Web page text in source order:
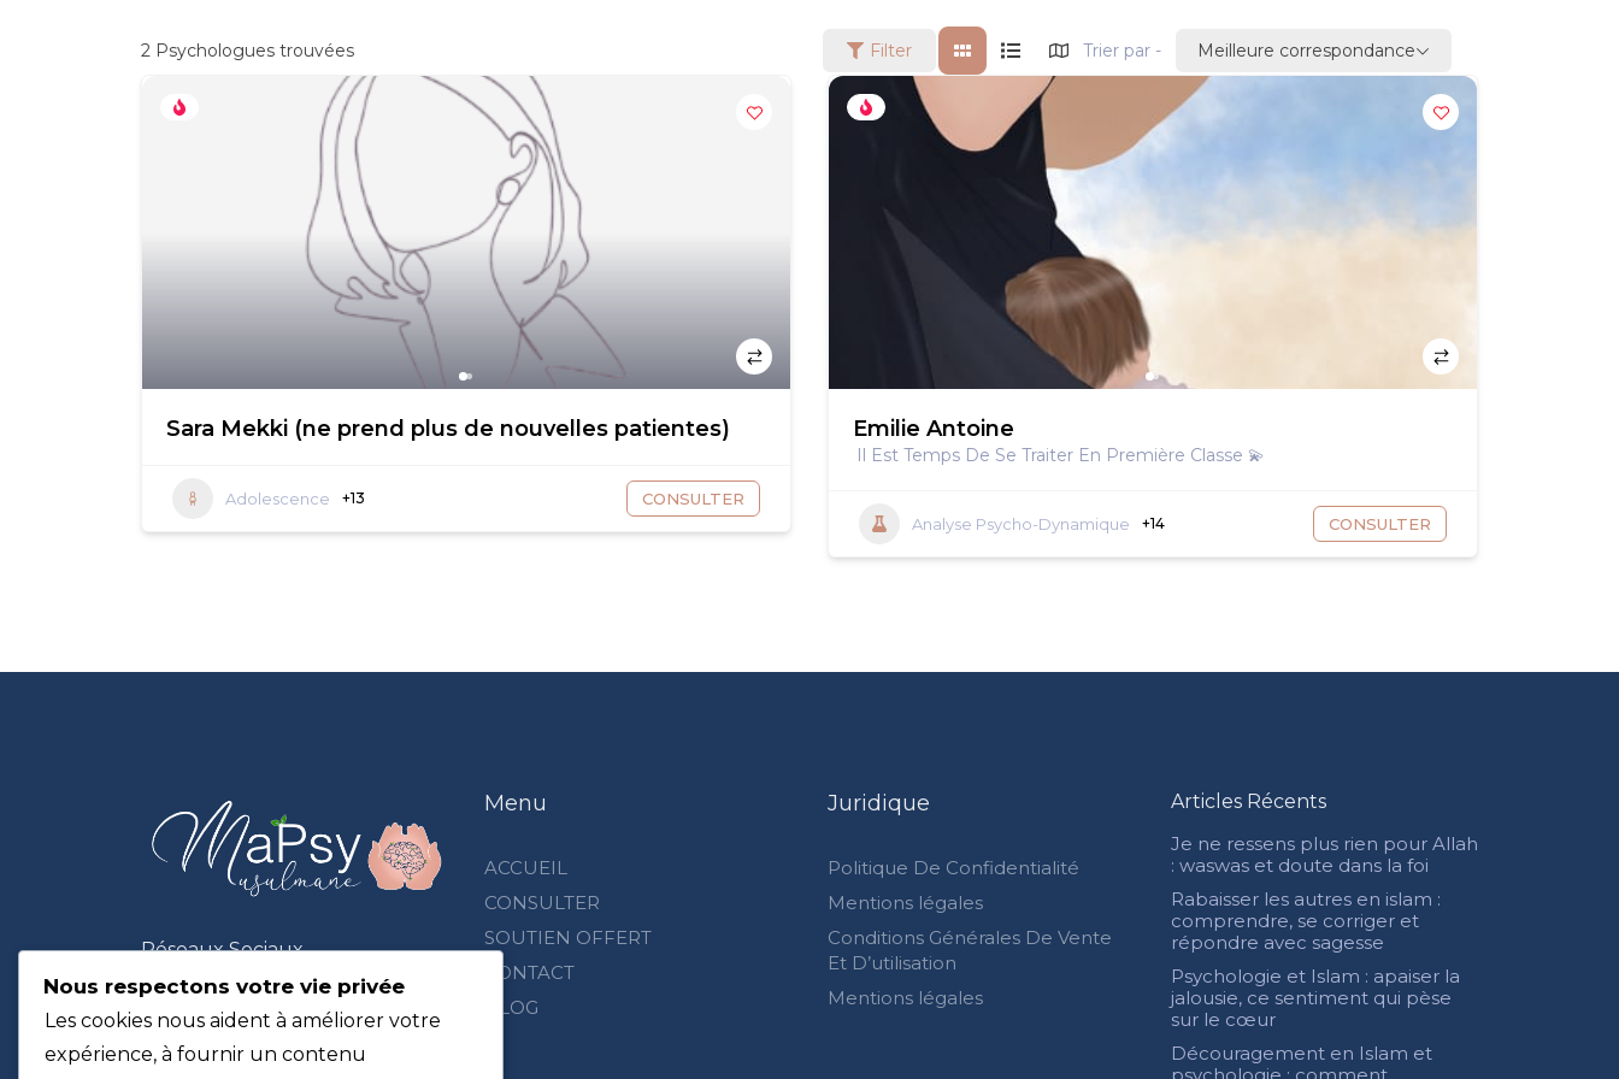
2 Psychologues trouvées Filter Trier par - Meilleure correspondance
Sara Mekki (ne prend plus de nouvelles patientes)
Adolescence +13 CONSULTER
Emilie Antoine
Il Est Temps De Se Traiter En Première Classe 💫
Analyse Psycho-Dynamique +14 CONSULTER
Réseaux Sociaux
Menu
ACCUEIL
CONSULTER
SOUTIEN OFFERT
CONTACT
BLOG
Juridique
Politique De Confidentialité
Mentions légales
Conditions Générales De Vente
Et D’utilisation
Mentions légales
Articles Récents
Je ne ressens plus rien pour Allah
: waswas et doute dans la foi
Rabaisser les autres en islam :
comprendre, se corriger et
répondre avec sagesse
Psychologie et Islam : apaiser la
jalousie, ce sentiment qui pèse
sur le cœur
Découragement en Islam et
Nous respectons votre vie privée
Les cookies nous aident à améliorer votre
expérience, à fournir un contenu